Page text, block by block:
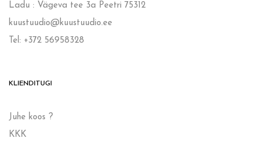
Ladu : Vägeva tee 3a Peetri 75312
kuustuudio@kuustuudio.ee
Tel: +372 56958328
KLIENDITUGI
Juhe koos ?
KKK